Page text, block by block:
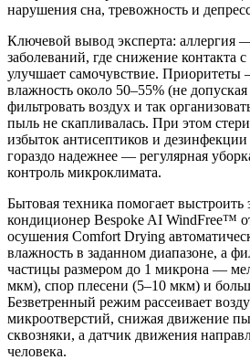
нарушения сна, тревожность и
Ключевой вывод эксперта: аллергия
заболеваний, где снижение контакта
улучшает самочувствие. Приоритеты
влажность около 50–55% (не
фильтровать воздух и так
пыль не скапливалась. При этом
избыток антисептиков и
гораздо надежнее — регулярная
контроль микроклимата.
Бытовая техника помогает выстроить
кондиционер Bespoke AI WindFree™
осушения Comfort Drying
влажность в заданном диапазоне, а
частицы размером до 1 микрона —
мкм), спор плесени (5–10 мкм) и
Безветренный режим рассеивает
микроотверстий, снижая движение
сквозняки, а датчик движения
человека.